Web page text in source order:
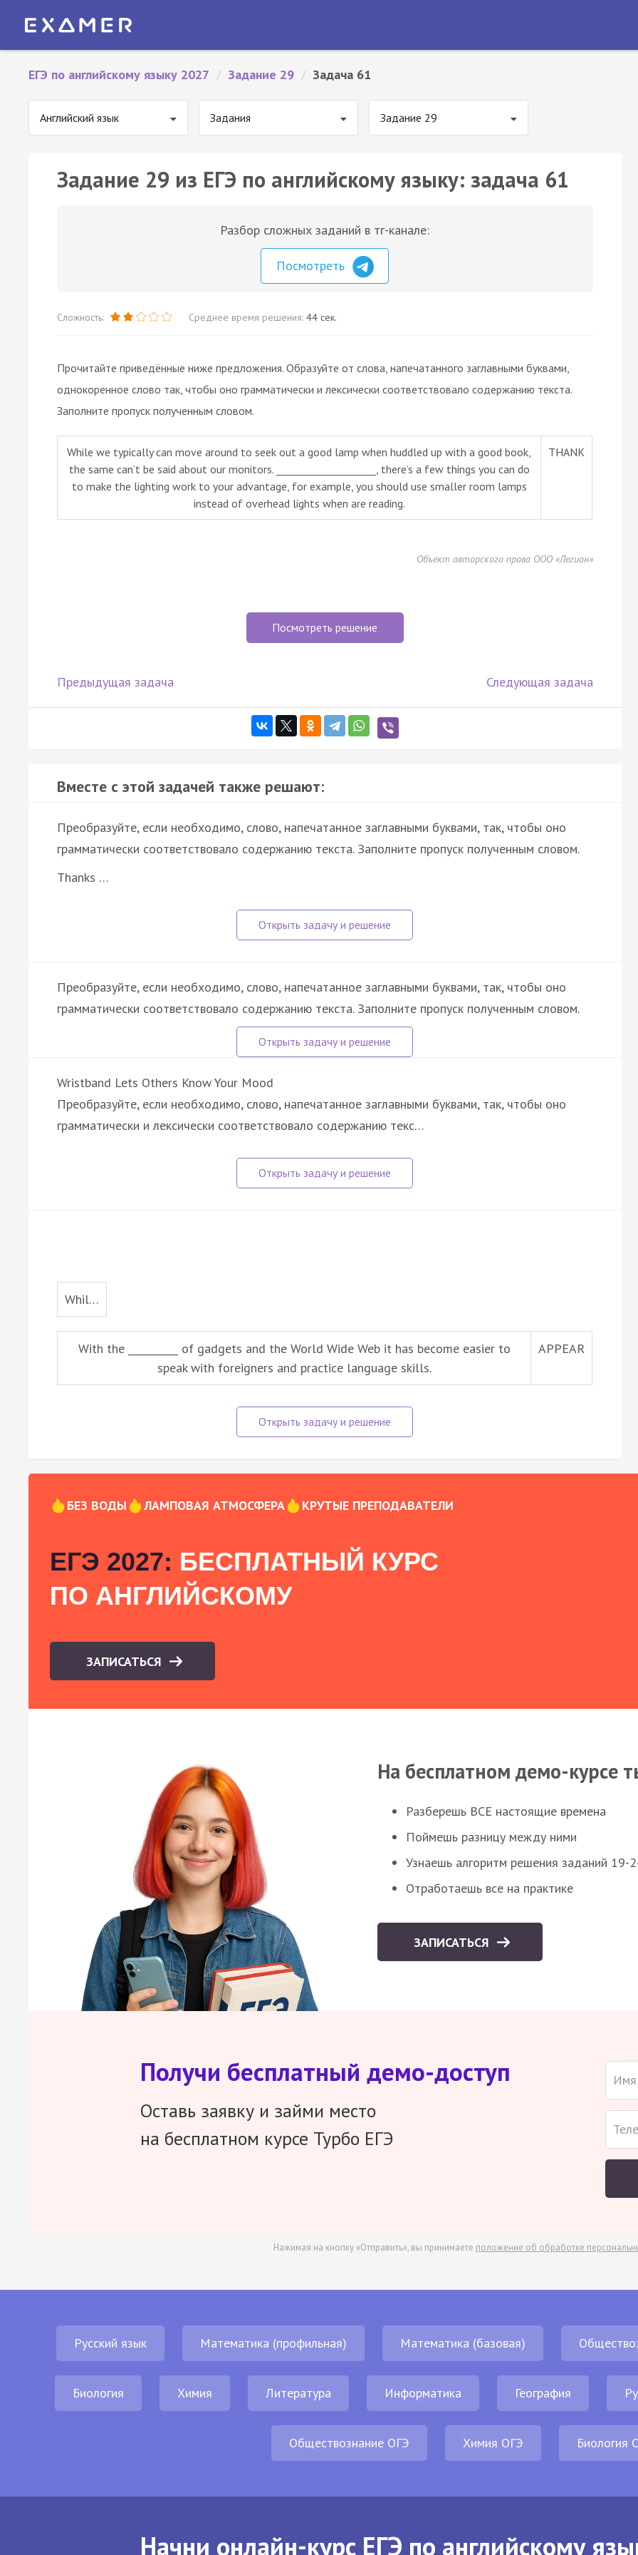
ЕГЭ по английскому языку 2027 / Задание 29 / Задача 61
Английский язык Задания Задание 29
Задание 29 из ЕГЭ по английскому языку: задача 61
Разбор сложных заданий в тг-канале:
Посмотреть
Сложность: Среднее время решения: 44 сек.
Прочитайте приведённые ниже предложения. Образуйте от слова, напечатанного заглавными буквами,
однокоренное слово так, чтобы оно грамматически и лексически соответствовало содержанию текста.
Заполните пропуск полученным словом.
While we typically can move around to seek out a good lamp when huddled up with a good book,
the same can’t be said about our monitors. ____________________, there’s a few things you can do
to make the lighting work to your advantage, for example, you should use smaller room lamps
instead of overhead lights when are reading.
THANK
Объект авторского права ООО «Легион»
Посмотреть решение
Предыдущая задача Следующая задача
Вместе с этой задачей также решают:
Преобразуйте, если необходимо, слово, напечатанное заглавными буквами, так, чтобы оно
грамматически соответствовало содержанию текста. Заполните пропуск полученным словом.
Thanks …
Преобразуйте, если необходимо, слово, напечатанное заглавными буквами, так, чтобы оно
грамматически соответствовало содержанию текста. Заполните пропуск полученным словом.
Wristband Lets Others Know Your Mood
Преобразуйте, если необходимо, слово, напечатанное заглавными буквами, так, чтобы оно
грамматически и лексически соответствовало содержанию текс…
Whil…
With the __________ of gadgets and the World Wide Web it has become easier to
speak with foreigners and practice language skills.
APPEAR
БЕЗ ВОДЫ ЛАМПОВАЯ АТМОСФЕРА КРУТЫЕ ПРЕПОДАВАТЕЛИ
ЕГЭ 2027: БЕСПЛАТНЫЙ КУРС
ПО АНГЛИЙСКОМУ
ЗАПИСАТЬСЯ
На бесплатном демо-курсе
Разберешь ВСЕ настоящие времена
Поймешь разницу между ними
Узнаешь алгоритм решения заданий 19-
Отработаешь все на практике
ЗАПИСАТЬСЯ
Получи бесплатный демо-доступ
Оставь заявку и займи место
на бесплатном курсе Турбо ЕГЭ
Нажимая на кнопку «Отправить», вы принимаете положение об обработке
Русский язык Математика (профильная) Математика (базовая)
Биология Химия Литература Информатика География
Обществознание ОГЭ Химия ОГЭ Биология
Начни онлайн-курс ЕГЭ по английскому